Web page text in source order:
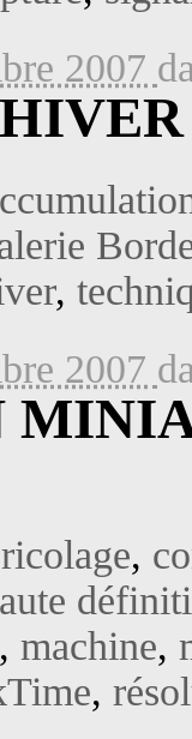
2007
,
2007
,
, machine,
,